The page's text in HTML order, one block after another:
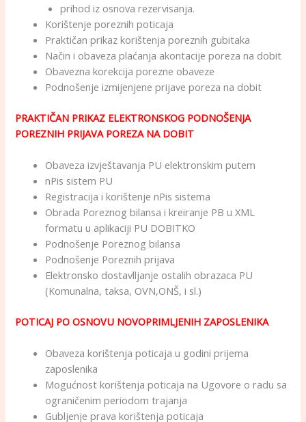
prihod iz osnova rezervisanja.
Korištenje poreznih poticaja
Praktičan prikaz korištenja poreznih gubitaka
Način i obaveza plaćanja akontacije poreza na dobit
Obavezna korekcija porezne obaveze
Podnošenje izmijenjene prijave poreza na dobit
PRAKTIČAN PRIKAZ ELEKTRONSKOG PODNOŠENJA
POREZNIH PRIJAVA POREZA NA DOBIT
Obaveza izvještavanja PU elektronskim putem
nPis sistem PU
Registracija i korištenje nPis sistema
Obrada Poreznog bilansa i kreiranje PB u XML
formatu u aplikaciji PU DOBITKO
Podnošenje Poreznog bilansa
Podnošenje Poreznih prijava
Elektronsko dostavlljanje ostalih obrazaca PU
(Komunalna, taksa, OVN,ONŠ, i sl.)
POTICAJ PO OSNOVU NOVOPRIMLJENIH ZAPOSLENIKA
Obaveza korištenja poticaja u godini prijema
zaposlenika
Mogućnost korištenja poticaja na Ugovore o radu sa
ograničenim periodom trajanja
Gubljenje prava korištenja poticaja